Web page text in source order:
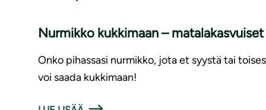
Nurmikko kukkimaan –
Onko pihassasi nurmikko, jota et syystä tai
voi saada kukkimaan!